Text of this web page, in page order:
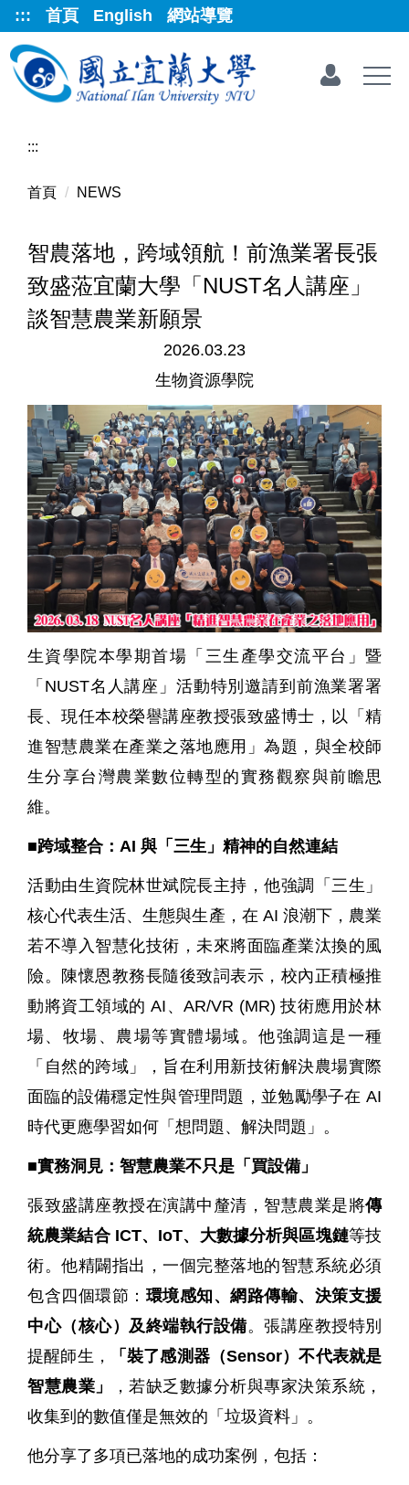
跳
到
主
要
::: 首頁 English 網站導覽
:::
首頁 NEWS
智農落地，跨域領航！前漁業署長張
致盛蒞宜蘭大學「NUST名人講座」
談智慧農業新願景
2026.03.23
生物資源學院
生資學院本學期首場「三生產學交流平台」暨
「 NUST名人講座」活動特別邀請到前漁業署署
長、現任本校榮譽講座教授張致盛博士，以「精
進智慧農業在產業之落地應用」為題，與全校師
生分享台灣農業數位轉型的實務觀察與前瞻思
維。
■跨域整合： AI 與「三生」精神的自然連結
活動由生資院林世斌院長主持，他強調「三生」
核心代表生活、生態與生產 ，在 AI 浪潮下，農業
若不導入智慧化技術，未來將面臨產業汰換的風
險。陳懷恩教務長隨後致詞表示，校內正積極推
動將資工領域的 AI 、AR/VR (MR)技術應用於林
場、牧場、農場等實體場域。他強調這是一種
「自然的跨域」，旨在利用新技術解決農場實際
面臨的設備穩定性與管理問題，並勉勵學子在 AI
時代更應學習如何「想問題、解決問題」。
■實務洞見：智慧農業不只是「買設備」
張致盛講座教授在演講中釐清，智慧農業是將傳
統農業結合ICT、 IoT、大數據分析與區塊鏈等技
術。他精闢指出，一個完整落地的智慧系統必須
包含四個環節： 環境感知、網路傳輸、決策支援
中心（核心）及終端執行設備。張講座教授特別
提醒師生，
「裝了感測器（Sensor）不代表就是
智慧農業」
，若缺乏數據分析與專家決策系統，
收集到的數值僅是無效的「垃圾資料」。
他分享了多項已落地的成功案例，包括：